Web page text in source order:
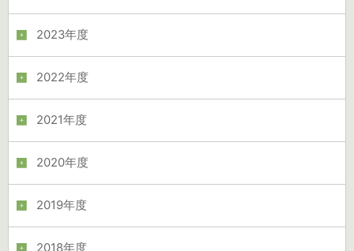
2023年度
2022年度
2021年度
2020年度
2019年度
2018年度